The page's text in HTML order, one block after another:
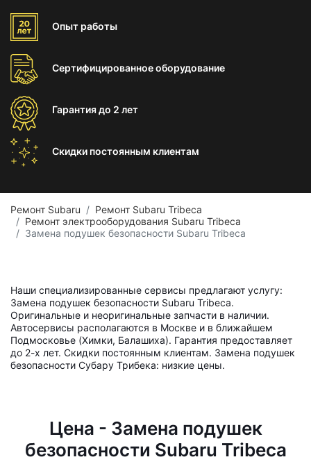
Опыт работы
Сертифицированноеоборудование
Гарантиядо 2 лет
Скидки постоянным клиентам
Ремонт Subaru
Ремонт Subaru Tribeca
Ремонт электрооборудования Subaru Tribeca
Замена подушек безопасности Subaru Tribeca
Наши специализированные сервисы предлагают услугу:
Замена подушек безопасности Subaru Tribeca.
Оригинальные и неоригинальные запчасти в наличии.
Автосервисы располагаются в Москве и в ближайшем
Подмосковье (Химки, Балашиха). Гарантия предоставляет
до 2-х лет. Скидки постоянным клиентам. Замена подушек
безопасности Субару Трибека: низкие цены.
Цена - Замена подушек
безопасности Subaru Tribeca